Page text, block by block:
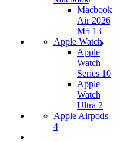
Macbook
Air 2026
M5 13
Apple Watch
Apple
Watch
Series 10
Apple
Watch
Ultra 2
Apple Airpods
4